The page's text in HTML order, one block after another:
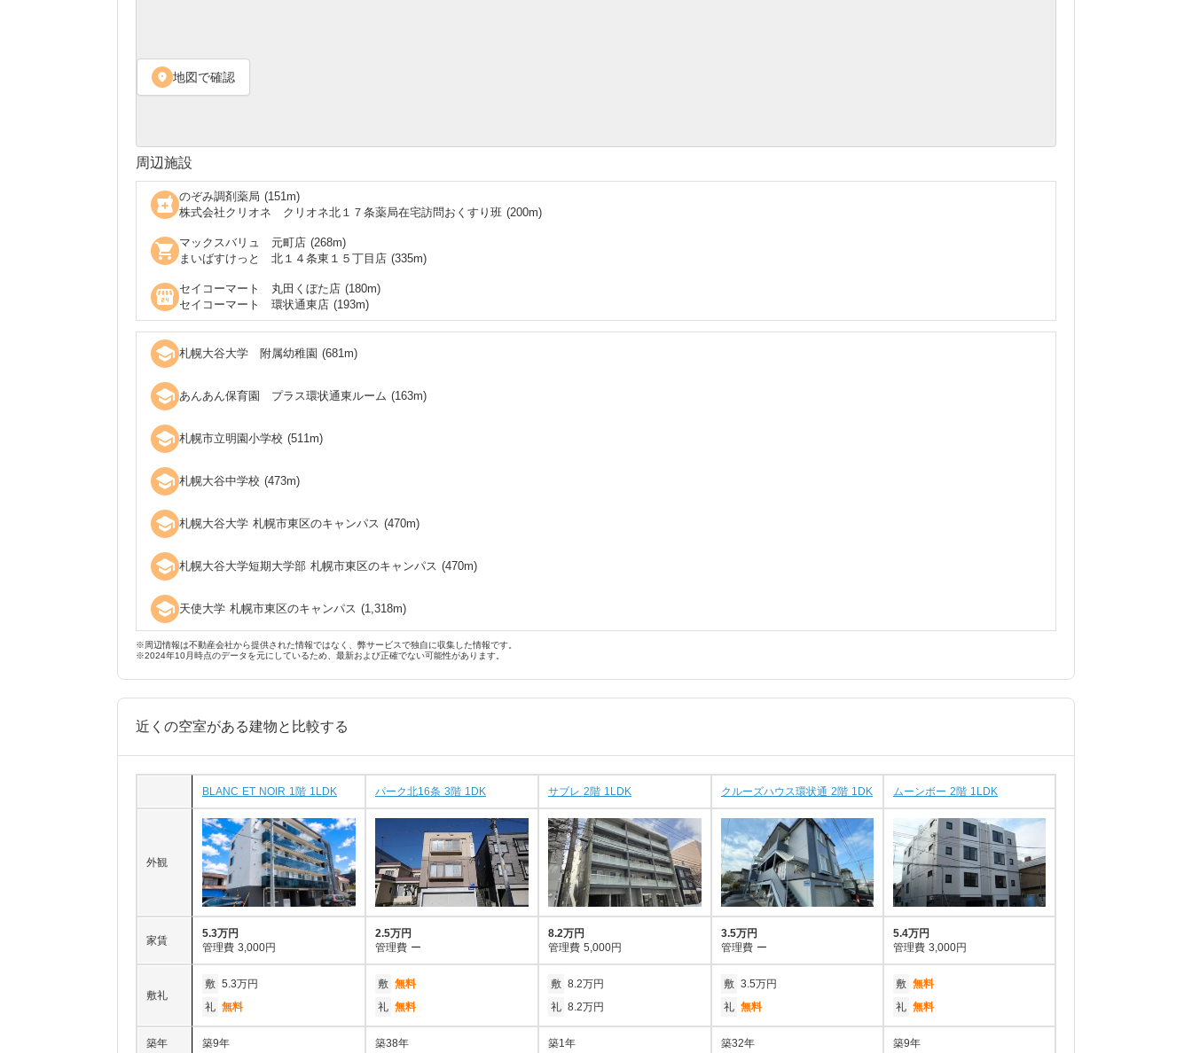
location_on 地図で確認
周辺施設
local_pharmacy のぞみ調剤薬局 (151m)
株式会社クリオネ クリオネ北１７条薬局在宅訪問おくすり班 (200m)
shopping_cart マックスバリュ 元町店 (268m)
まいばすけっと 北１４条東１５丁目店 (335m)
local_convenience_store セイコーマート 丸田くぼた店 (180m)
セイコーマート 環状通東店 (193m)
school 札幌大谷大学 附属幼稚園 (681m)
school あんあん保育園 プラス環状通東ルーム (163m)
school 札幌市立明園小学校 (511m)
school 札幌大谷中学校 (473m)
school 札幌大谷大学 札幌市東区のキャンパス (470m)
school 札幌大谷大学短期大学部 札幌市東区のキャンパス (470m)
school 天使大学 札幌市東区のキャンパス (1,318m)
※周辺情報は不動産会社から提供された情報ではなく、弊サービスで独自に収集した情報です。
※2024年10月時点のデータを元にしているため、最新および正確でない可能性があります。
近くの空室がある建物と比較する
BLANC ET NOIR 1階 1LDK パーク北16条 3階 1DK サブレ 2階 1LDK クルーズハウス環状通 2階 1DK ムーンボー 2階 1LDK
外観
家賃
5.3万円
管理費 3,000円
2.5万円
管理費 ー
8.2万円
管理費 5,000円
3.5万円
管理費 ー
5.4万円
管理費 3,000円
敷礼
敷 5.3万円
礼 無料
敷 無料
礼 無料
敷 8.2万円
礼 8.2万円
敷 3.5万円
礼 無料
敷 無料
礼 無料
築年 築9年 築38年 築1年 築32年 築9年